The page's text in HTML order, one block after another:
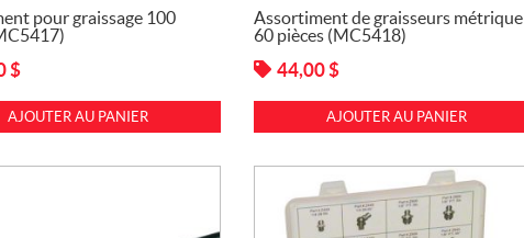
pour graissage 100
$
AJOUTER AU PANIER
Assortiment de graisseurs métrique
60 pièces (MC5418)
44,00$
AJOUTER AU PANIER